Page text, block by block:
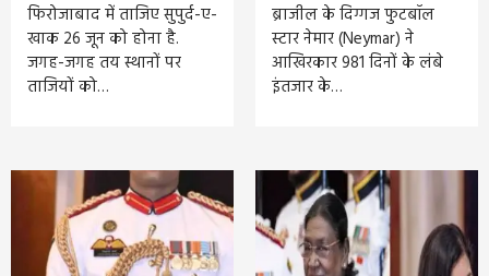
फिरोजाबाद में ताजिए सुपुर्द-ए-
खाक 26 जून को होना है.
जगह-जगह तय स्थानों पर
ताजियों को…
ब्राजील के दिग्गज फुटबॉल
स्टार नेमार (Neymar) ने
आखिरकार 981 दिनों के लंबे
इंतजार के…